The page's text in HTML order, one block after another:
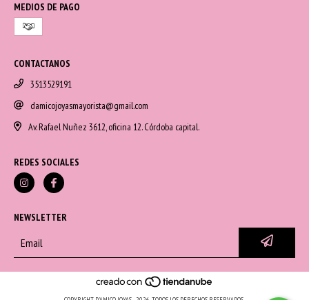
MEDIOS DE PAGO
CONTACTANOS
3513529191
damicojoyasmayorista@gmail.com
Av. Rafael Nuñez 3612, oficina 12. Córdoba capital.
REDES SOCIALES
NEWSLETTER